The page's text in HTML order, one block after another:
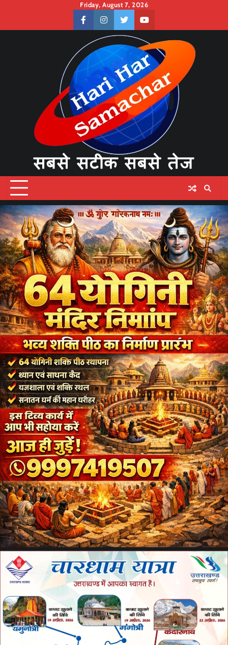
content
Friday, August 7, 2026
facebookinstagramtwitteryoutube